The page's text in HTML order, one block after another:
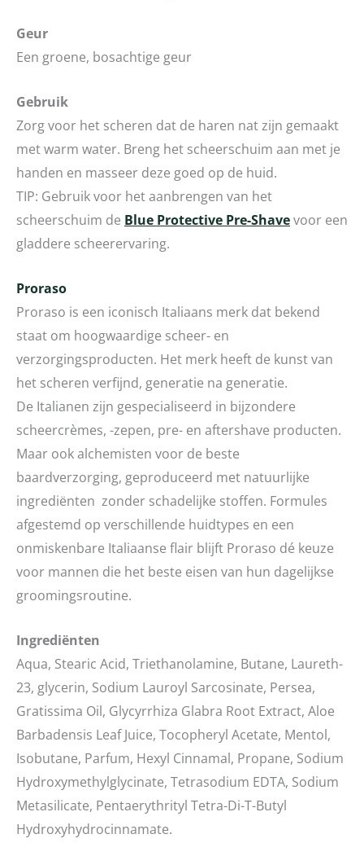
Geur
Een groene, bosachtige geur
Gebruik
Zorg voor het scheren dat de haren nat zijn gemaakt
met warm water. Breng het scheerschuim aan met je
handen en masseer deze goed op de huid.
TIP: Gebruik voor het aanbrengen van het
scheerschuim de Blue Protective Pre-Shavevoor een
gladdere scheerervaring.
Proraso
Proraso is een iconisch Italiaans merk dat bekend
staat om hoogwaardige scheer- en
verzorgingsproducten. Het merk heeft de kunst van
het scheren verfijnd, generatie na generatie.
De Italianen zijn gespecialiseerd in bijzondere
scheercrèmes, -zepen, pre- en aftershave producten.
Maar ook alchemisten voor de beste
baardverzorging, geproduceerd met natuurlijke
ingrediënten zonder schadelijke stoffen. Formules
afgestemd op verschillende huidtypes en een
onmiskenbare Italiaanse flair blijft Proraso dé keuze
voor mannen die het beste eisen van hun dagelijkse
groomingsroutine.
Ingrediënten
Aqua, Stearic Acid, Triethanolamine, Butane, Laureth-
23, glycerin, Sodium Lauroyl Sarcosinate, Persea,
Gratissima Oil, Glycyrrhiza Glabra Root Extract, Aloe
Barbadensis Leaf Juice, Tocopheryl Acetate, Mentol,
Isobutane, Parfum, Hexyl Cinnamal, Propane, Sodium
Hydroxymethylglycinate, Tetrasodium EDTA, Sodium
Metasilicate, Pentaerythrityl Tetra-Di-T-Butyl
Hydroxyhydrocinnamate.